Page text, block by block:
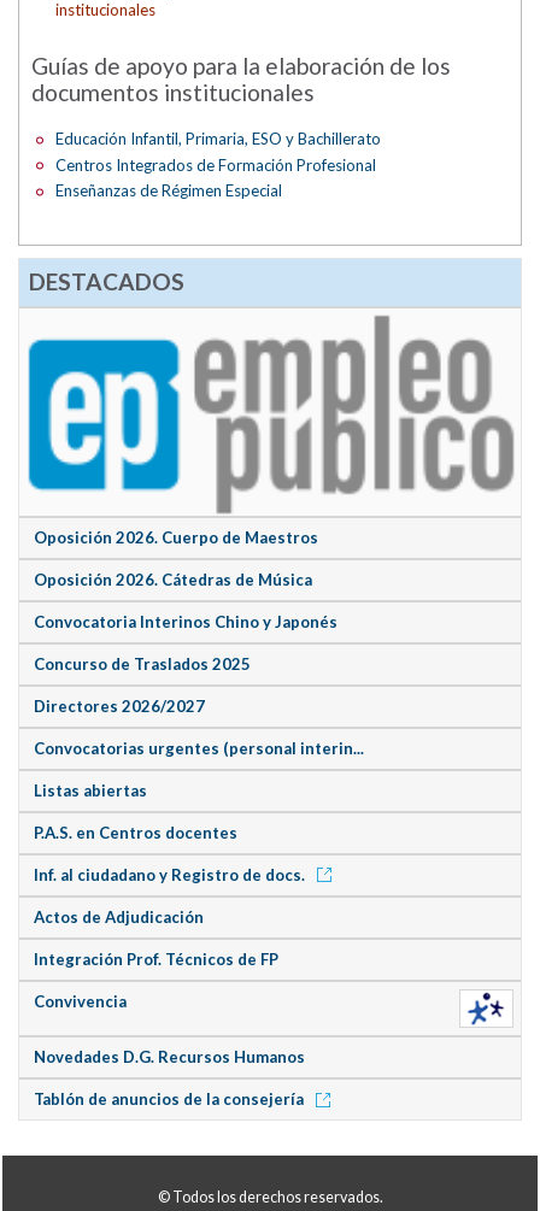
institucionales
Guías de apoyo para la elaboración de los
documentos institucionales
Educación Infantil, Primaria, ESO y Bachillerato
Centros Integrados de Formación Profesional
Enseñanzas de Régimen Especial
DESTACADOS
Oposición 2026. Cuerpo de Maestros
Oposición 2026. Cátedras de Música
Convocatoria Interinos Chino y Japonés
Concurso de Traslados 2025
Directores 2026/2027
Convocatorias urgentes (personal interin...
Listas abiertas
P.A.S. en Centros docentes
Inf. al ciudadano y Registro de docs.
Actos de Adjudicación
Integración Prof. Técnicos de FP
Convivencia
Novedades D.G. Recursos Humanos
Tablón de anuncios de la consejería
© Todos los derechos reservados.